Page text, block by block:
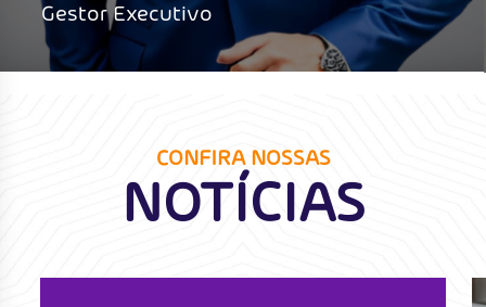
Presidente
CONFIRA NOSSAS
NOTÍCIAS